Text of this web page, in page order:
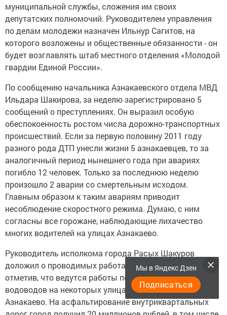
муниципальной службы, сложения им своих
депутатских полномочий. Руководителем управления
по делам молодежи назначен Ильнур Сагитов, на
которого возложены и общественные обязанности - он
будет возглавлять штаб местного отделения «Молодой
гвардии Единой России».
По сообщению начальника Азнакаевского отдела МВД
Ильдара Шакирова, за неделю зарегистрировано 5
сообщений о преступлениях. Он выразил особую
обеспокоенность ростом числа дорожно-транспортных
происшествий. Если за первую половину 2011 году
разного рода ДТП унесли жизни 5 азнакаевцев, то за
аналогичный период нынешнего года при авариях
погибло 12 человек. Только за последнюю неделю
произошло 2 аварии со смертельным исходом.
Главным образом к таким авариям приводит
несоблюдение скоростного режима. Думаю, с ним
согласны все горожане, наблюдающие лихачество
многих водителей на улицах Азнакаево.
Руководитель исполкома города Расых Шакуров
доложил о проводимых работах по благоустройству,
отметив, что ведутся работы по ремонту - углублению
водоводов на некоторых улицах частного сектора
Азнакаево. На асфальтирование внутриквартальных
Мы в Яндекс Дзен
Подписаться